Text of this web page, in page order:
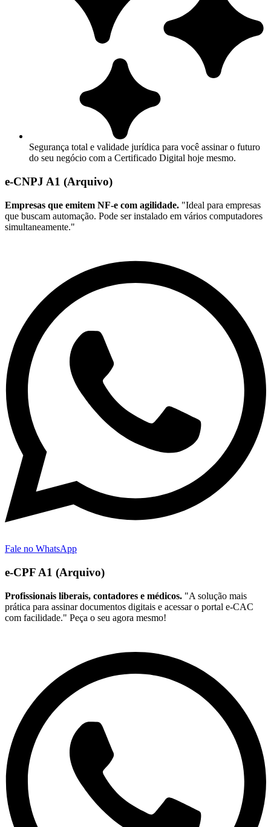
Segurança total e validade jurídica para você assinar o futuro
do seu negócio com a Certificado Digital hoje mesmo.
e-CNPJ A1 (Arquivo)
Empresas que emitem NF-e com agilidade. "Ideal para empresas
que buscam automação. Pode ser instalado em vários computadores
simultaneamente."
Fale no WhatsApp
e-CPF A1 (Arquivo)
Profissionais liberais, contadores e médicos. "A solução mais
prática para assinar documentos digitais e acessar o portal e-CAC
com facilidade." Peça o seu agora mesmo!